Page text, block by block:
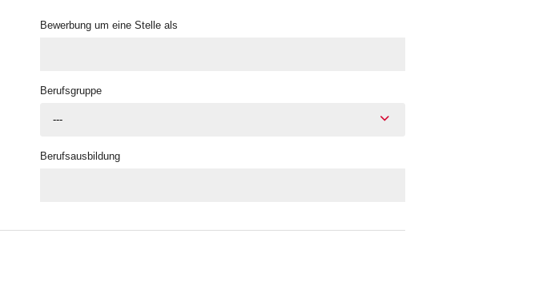
Bewerbung um eine Stelle als
Berufsgruppe
---
Berufsausbildung